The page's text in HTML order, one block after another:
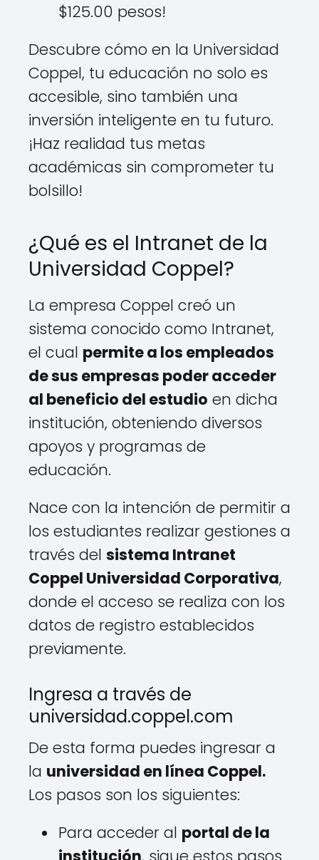
$125.00 pesos!
Descubre cómo en la Universidad
Coppel, tu educación no solo es
accesible, sino también una
inversión inteligente en tu futuro.
¡Haz realidad tus metas
académicas sin comprometer tu
bolsillo!
¿Qué es el Intranet de la
Universidad Coppel?
La empresa Coppel creó un
sistema conocido como Intranet,
el cual permite a los empleados
de sus empresas poder acceder
al beneficio del estudio en dicha
institución, obteniendo diversos
apoyos y programas de
educación.
Nace con la intención de permitir a
los estudiantes realizar gestiones a
través del sistema Intranet
Coppel Universidad Corporativa,
donde el acceso se realiza con los
datos de registro establecidos
previamente.
Ingresa a través de
universidad.coppel.com
De esta forma puedes ingresar a
la universidad en línea Coppel.
Los pasos son los siguientes:
Para acceder al portal de la